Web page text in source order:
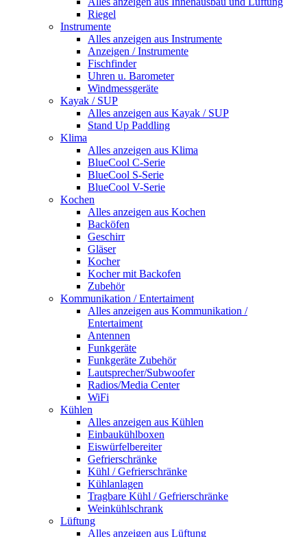
Riegel
Instrumente
Alles anzeigen aus Instrumente
Anzeigen / Instrumente
Fischfinder
Uhren u. Barometer
Windmessgeräte
Kayak / SUP
Alles anzeigen aus Kayak / SUP
Stand Up Paddling
Klima
Alles anzeigen aus Klima
BlueCool C-Serie
BlueCool S-Serie
BlueCool V-Serie
Kochen
Alles anzeigen aus Kochen
Backöfen
Geschirr
Gläser
Kocher
Kocher mit Backofen
Zubehör
Kommunikation / Entertaiment
Alles anzeigen aus Kommunikation /
Entertaiment
Antennen
Funkgeräte
Funkgeräte Zubehör
Lautsprecher/Subwoofer
Radios/Media Center
WiFi
Kühlen
Alles anzeigen aus Kühlen
Einbaukühlboxen
Eiswürfelbereiter
Gefrierschränke
Kühl / Gefrierschränke
Kühlanlagen
Tragbare Kühl / Gefrierschränke
Weinkühlschrank
Lüftung
Alles anzeigen aus Lüftung